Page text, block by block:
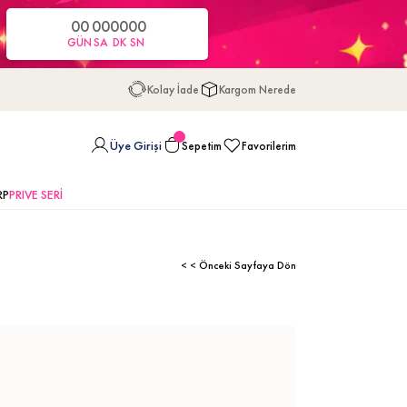
00
GÜN
00
SA
00
DK
00
SN
Kolay İade Kargom Nerede
Üye Girişi Sepetim Favorilerim
PRIVE SERİ
< < Önceki Sayfaya Dön